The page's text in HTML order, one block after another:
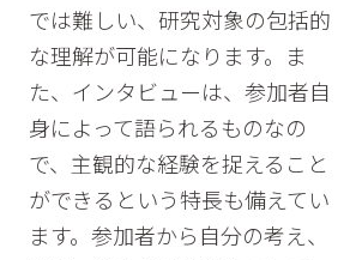
では難しい、研究対象の包括的
な理解が可能になります。ま
た、インタビューは、参加者自
身によって語られるものなの
で、主観的な経験を捉えること
ができるという特長も備えてい
ます。参加者から自分の考え、